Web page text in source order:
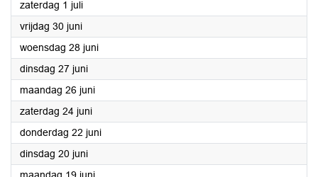
zaterdag 1 juli2023
vrijdag 30 juni2023
woensdag 28 juni2023
dinsdag 27 juni2023
maandag 26 juni2023
zaterdag 24 juni2023
donderdag 22 juni2023
dinsdag 20 juni2023
2023